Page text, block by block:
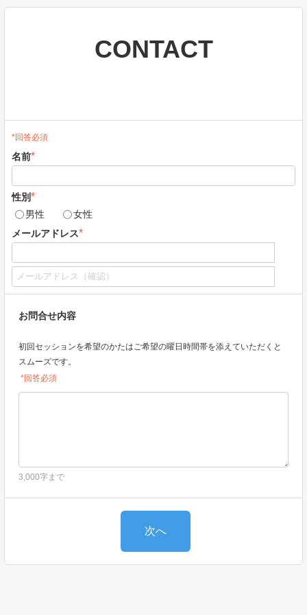
CONTACT
*回答必須
名前*
性別*
男性
女性
メールアドレス*
お問合せ内容
初回セッションを希望のかたはご希望の曜日時間帯を添えていただくと
スムーズです。
*回答必須
3,000字まで